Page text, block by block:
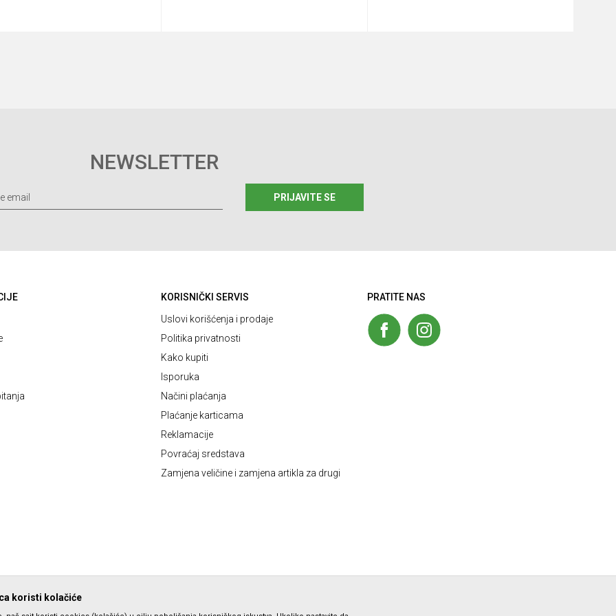
NEWSLETTER
PRIJAVITE SE
KORISNIČKI SERVIS
Uslovi korišćenja i prodaje
Politika privatnosti
Kako kupiti
Isporuka
Načini plaćanja
Plaćanje karticama
Reklamacije
Povraćaj sredstava
Zamjena veličine i zamjena artikla za drugi
PRATITE NAS
koristi kolačiće